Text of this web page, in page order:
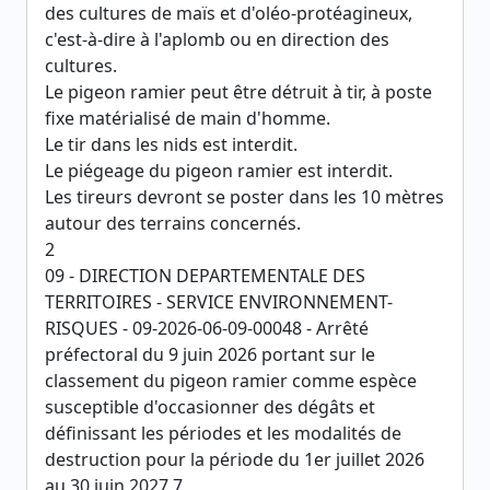
des cultures de maïs et d'oléo-protéagineux,
c'est-à-dire à l'aplomb ou en direction des
cultures.
Le pigeon ramier peut être détruit à tir, à poste
fixe matérialisé de main d'homme.
Le tir dans les nids est interdit.
Le piégeage du pigeon ramier est interdit.
Les tireurs devront se poster dans les 10 mètres
autour des terrains concernés.
2
09 - DIRECTION DEPARTEMENTALE DES
TERRITOIRES - SERVICE ENVIRONNEMENT-
RISQUES - 09-2026-06-09-00048 - Arrêté
préfectoral du 9 juin 2026 portant sur le
classement du pigeon ramier comme espèce
susceptible d'occasionner des dégâts et
définissant les périodes et les modalités de
destruction pour la période du 1er juillet 2026